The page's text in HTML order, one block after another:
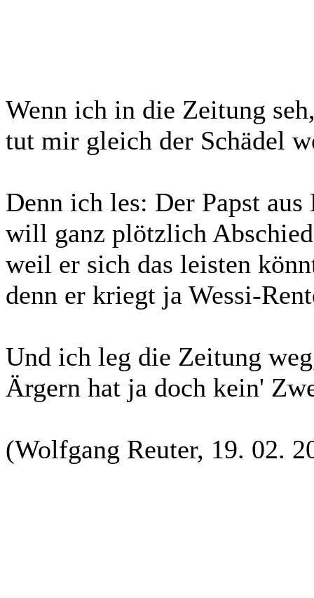
Wenn ich in die Zeitung
tut mir gleich der Schädel
Denn ich les: Der Papst aus
will ganz plötzlich
weil er sich das leisten
denn er kriegt ja Wessi-
Und ich leg die Zeitung
Ärgern hat ja doch kein'
(Wolfgang Reuter, 19. 02.